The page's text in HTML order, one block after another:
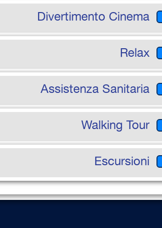
Divertimento Cinema
Relax
Assistenza Sanitaria
Walking Tour
Escursioni